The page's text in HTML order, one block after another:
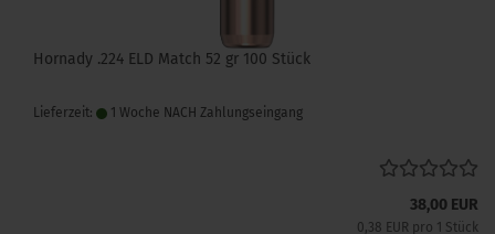
Hornady .224 ELD Match 52 gr 100 Stück
Lieferzeit: 1 Woche NACH Zahlungseingang
38,00 EUR
0,38 EUR pro 1 Stück